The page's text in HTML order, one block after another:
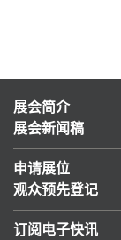
展会简介
展会新闻稿
申请展位
观众预先登记
订阅电子快讯